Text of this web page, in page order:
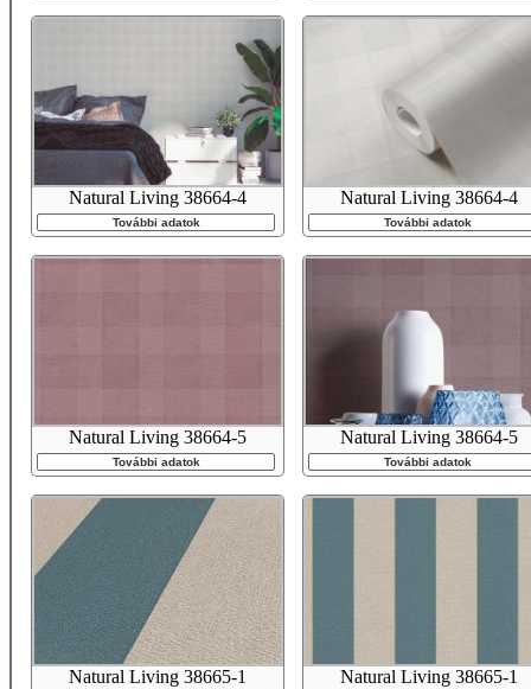
Natural Living 38664-4
További adatok
Natural Living 38664-4
További adatok
Natural Living 38664-5
További adatok
Natural Living 38664-5
További adatok
Natural Living 38665-1 Natural Living 38665-1